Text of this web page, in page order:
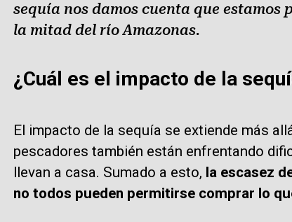
sequía nos damos cuenta que estamos
la mitad del río Amazonas.
¿Cuál es el impacto de la
El impacto de la sequía se extiende más
pescadores también están enfrentando
llevan a casa. Sumado a esto, la escasez
no todos pueden permitirse comprar lo